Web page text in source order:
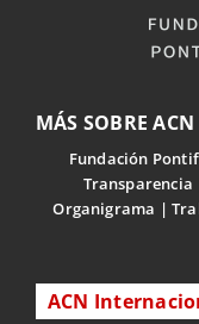
MÁS SOBRE
Fundación
Transparencia
Organigrama
ACN